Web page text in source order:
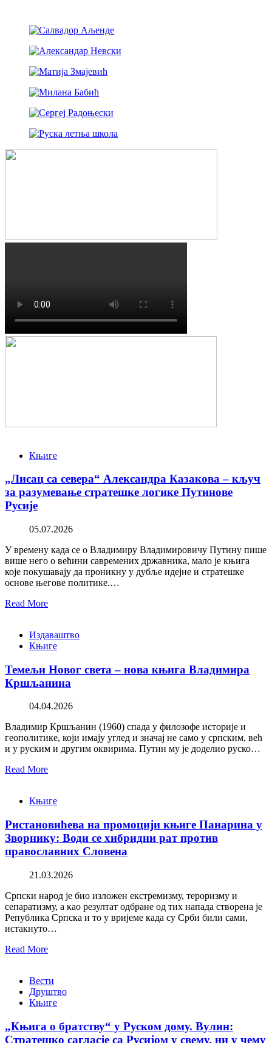
Књиге
„Лисац са севера“ Александра Казакова – кључ
за разумевање стратешке логике Путинове
Русије
05.07.2026
У времену када се о Владимиру Владимировичу Путину пише
више него о већини савремених државника, мало је књига
које покушавају да проникну у дубље идејне и стратешке
основе његове политике.…
Read More
Издаваштво
Књиге
Темељи Новог света – нова књига Владимира
Кршљанина
04.04.2026
Владимир Кршљанин (1960) спада у филозофе историје и
геополитике, који имају углед и значај не само у српским, већ
и у руским и другим оквирима. Путин му је доделио руско…
Read More
Књиге
Ристановићева на промоцији књиге Панарина у
Зворнику: Води се хибридни рат против
православних Словена
21.03.2026
Српски народ је био изложен екстремизму, тероризму и
сепаратизму, а као резултат одбране од тих напада створена је
Република Српска и то у вријеме када су Срби били сами,
истакнуто…
Read More
Вести
Друштво
Књиге
„Књига о братству“ у Руском дому. Вулин:
Стратешко сагласје са Русијом у свему, ни у чему